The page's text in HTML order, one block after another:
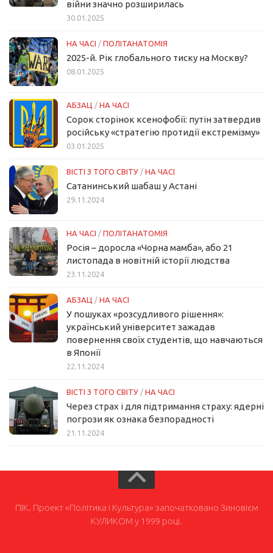
війни значно розширилась
30.01.2025
НА ЧАСІ / ПОЛІТАНАТОМІЯ
2025-й. Рік глобального тиску на Москву?
08.01.2025
АБЗАЦ / НА ЧАСІ
Сорок сторінок ксенофобії: путін затвердив
російську «стратегію протидії екстремізму»
03.01.2025
ВІСТІ З ТОГО СВІТУ / НА ЧАСІ
Сатанинський шабаш у Астані
29.11.2024
НА ЧАСІ / ПОЛІТАНАТОМІЯ
Росія – доросла «Чорна мамба», або 21
листопада в новітній історії людства
23.11.2024
АБЗАЦ / НА ЧАСІ
У пошуках «розсудливого рішення»:
український університет зажадав
повернення своїх студентів, що навчаються
в Японії
22.11.2024
ВІСТІ З ТОГО СВІТУ / НА ЧАСІ
Через страх і для підтримання страху: ядерні
погрози як ознака безпорадності
21.11.2024
ПІК. Проект «Політика і Культура» започатковано Зиновієм
КУЛИКОМ у 1999 році.